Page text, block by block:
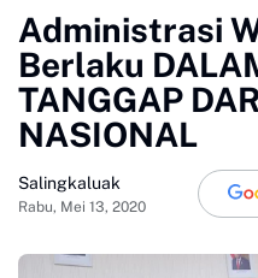
Administrasi
Berlaku
TANGGAP
NASIONAL
Salingkaluak
Rabu, Mei 13, 2020